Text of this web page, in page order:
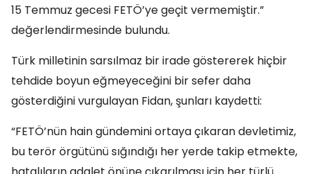
15 Temmuz gecesi FETÖ’ye geçit vermemiştir.”
değerlendirmesinde bulundu.
Türk milletinin sarsılmaz bir irade göstererek hiçbir
tehdide boyun eğmeyeceğini bir sefer daha
gösterdiğini vurgulayan Fidan, şunları kaydetti:
“FETÖ’nün hain gündemini ortaya çıkaran devletimiz,
bu terör örgütünü sığındığı her yerde takip etmekte,